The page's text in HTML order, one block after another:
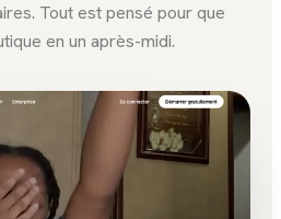
Tout est pensé pour que
en un après-midi.